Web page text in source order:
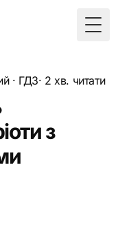
· ГДЗ· 2 хв. читати
з